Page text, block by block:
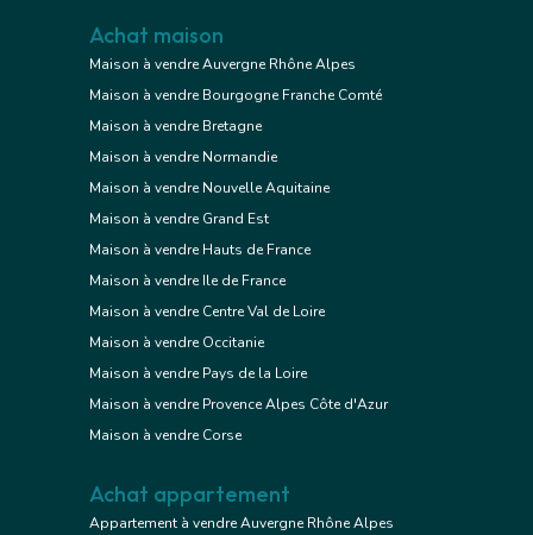
Achat maison
Maison à vendre Auvergne Rhône Alpes
Maison à vendre Bourgogne Franche Comté
Maison à vendre Bretagne
Maison à vendre Normandie
Maison à vendre Nouvelle Aquitaine
Maison à vendre Grand Est
Maison à vendre Hauts de France
Maison à vendre Ile de France
Maison à vendre Centre Val de Loire
Maison à vendre Occitanie
Maison à vendre Pays de la Loire
Maison à vendre Provence Alpes Côte d'Azur
Maison à vendre Corse
Achat appartement
Appartement à vendre Auvergne Rhône Alpes